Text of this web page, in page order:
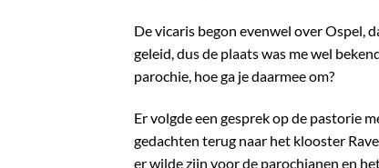
De vicaris begon evenwel over Ospel,
geleid, dus de plaats was me wel
parochie, hoe ga je daarmee om?
Er volgde een gesprek op de pastorie
gedachten terug naar het klooster
er wilde zijn voor de parochianen en